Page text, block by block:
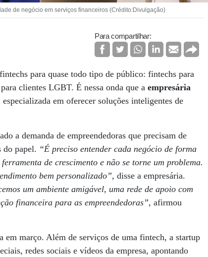
de negócio em serviços financeiros (Crédito:Divulgação)
Para compartilhar:
para quase todo tipo de público: fintechs para
clientes LGBT. É nessa onda que aempresária
especializada em oferecer soluções inteligentes de
a demanda de empreendedoras que precisam de
do papel. “É preciso entender cada negócio de forma
de crescimento e não se torne um problema.
bem personalizado”, disse a empresária.
um ambiente amigável, uma rede de apoio com
financeira para as empreendedoras”, afirmou
março. Além de serviços de uma fintech, a startup
redes sociais e vídeos da empresa, apontando